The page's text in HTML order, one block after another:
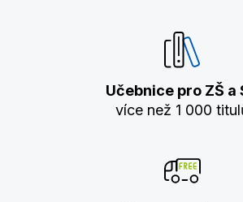
Učebnice pro ZŠ a
více než 1 000